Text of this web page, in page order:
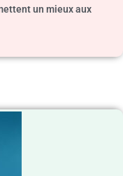
un mieux aux